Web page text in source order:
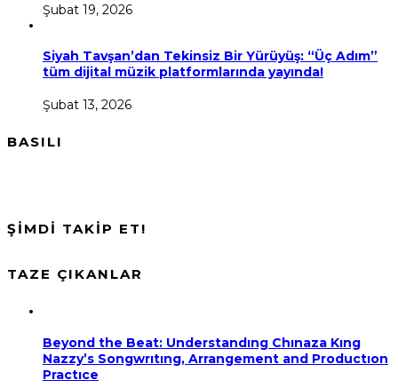
Şubat 19, 2026
Siyah Tavşan’dan Tekinsiz Bir Yürüyüş: “Üç Adım”
tüm dijital müzik platformlarında yayında!
Şubat 13, 2026
BASILI
ŞİMDİ TAKİP ET!
TAZE ÇIKANLAR
Beyond the Beat: Understandıng Chınaza Kıng
Nazzy’s Songwrıtıng, Arrangement and Productıon
Practıce